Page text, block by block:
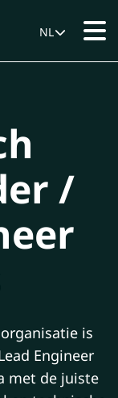
NL
/
is
Engineer
met de juiste